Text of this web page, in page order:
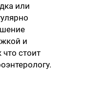
или
и
стоит